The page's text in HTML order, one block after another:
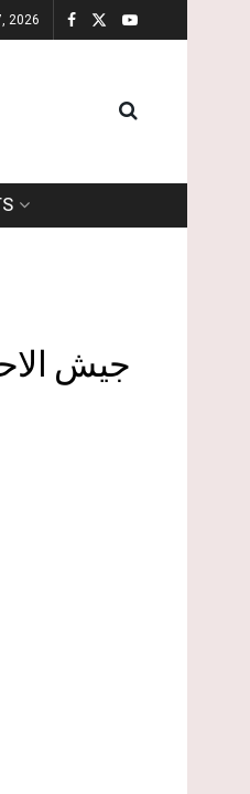
2026
جيش